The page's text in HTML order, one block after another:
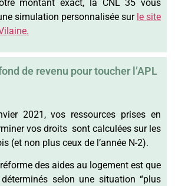
montant exact, la CNL 35 vous
simulation personnalisée sur le site
de revenu pour toucher l’APL
2021, vos ressources prises en
vos droits sont calculées sur les
(et non plus ceux de l’année N-2).
des aides au logement est que
selon une situation “plus